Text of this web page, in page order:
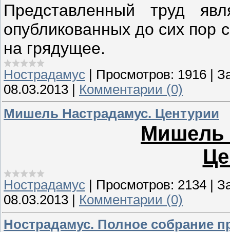
Представленный труд
опубликованных до сих пор
на грядущее.
Нострадамус | Просмотров: 1916 |
08.03.2013 | Комментарии (0)
Мишель Настрадамус. Центурии
Мишель
Нострадамус Просмотров: 2134
08.03.2013
Комментарии (0)
Нострадамус. Полное собрание